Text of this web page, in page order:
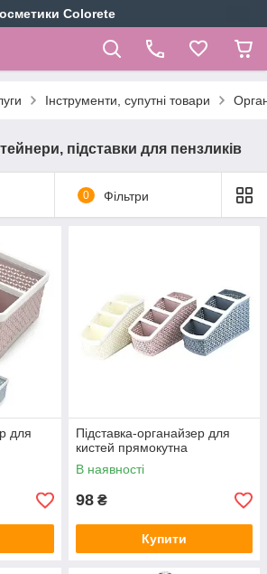
Colorete
Інструменти, супутні товари
підставки для пензликів
0 Фільтри
для
Підставка-органайзер для
кистей прямокутна
В наявності
98 ₴
Купити